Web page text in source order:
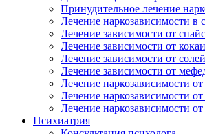
Принудительное лечение
Лечение наркозависимости в
Лечение зависимости от
Лечение зависимости от
Лечение зависимости от солей
Лечение зависимости от
Лечение наркозависимости от
Лечение наркозависимости
Лечение наркозависимости от
Психиатрия